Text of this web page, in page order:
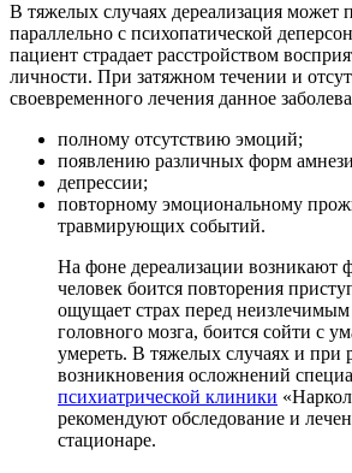
В тяжелых случаях дереализация может
параллельно с психопатической
пациент страдает расстройством
личности. При затяжном течении и
своевременного лечения данное
полному отсутствию эмоций;
появлению различных форм
депрессии;
повторному эмоциональному
травмирующих событий.
На фоне дереализации возникают
человек боится повторения
ощущает страх перед неизлечимым
головного мозга, боится сойти с
умереть. В тяжелых случаях и при
возникновения осложнений
психиатрической клиники
рекомендуют обследование и
стационаре.